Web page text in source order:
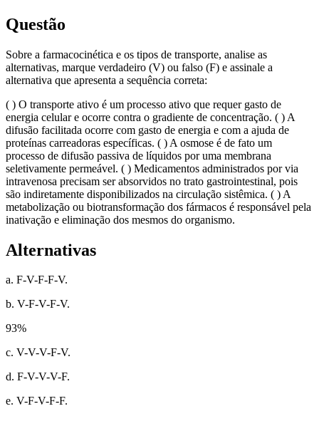
Questão
Sobre a farmacocinética e os tipos de transporte, analise as
alternativas, marque verdadeiro (V) ou falso (F) e assinale a
alternativa que apresenta a sequência correta:
( ) O transporte ativo é um processo ativo que requer gasto de
energia celular e ocorre contra o gradiente de concentração. ( ) A
difusão facilitada ocorre com gasto de energia e com a ajuda de
proteínas carreadoras específicas. ( ) A osmose é de fato um
processo de difusão passiva de líquidos por uma membrana
seletivamente permeável. ( ) Medicamentos administrados por via
intravenosa precisam ser absorvidos no trato gastrointestinal, pois
são indiretamente disponibilizados na circulação sistêmica. ( ) A
metabolização ou biotransformação dos fármacos é responsável pela
inativação e eliminação dos mesmos do organismo.
Alternativas
a. F-V-F-F-V.
b. V-F-V-F-V.
93%
c. V-V-V-F-V.
d. F-V-V-V-F.
e. V-F-V-F-F.